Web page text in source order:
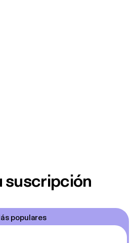
suscripción
populares